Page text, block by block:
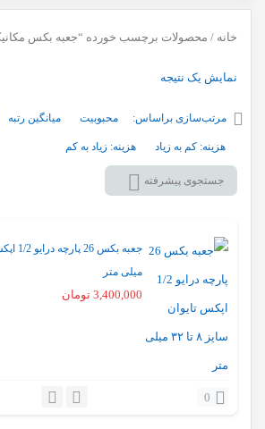
خانه / محصولات برچسب خورده “جعبه بکس
نمایش یک نتیجه
مرتب‌سازی براساس: محبوبیت میانگین رتبه
هزینه: کم به زیاد هزینه: زیاد به کم
جستجوی پیشرفته
میلی متر
3,400,000 تومان
0